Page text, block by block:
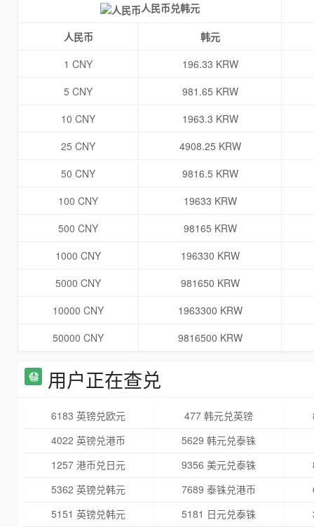
人民币兑韩元
人民币
韩元
1 CNY
196.33 KRW
5 CNY
981.65 KRW
10 CNY
1963.3 KRW
25 CNY
4908.25 KRW
50 CNY
9816.5 KRW
100 CNY
19633 KRW
500 CNY
98165 KRW
1000 CNY
196330 KRW
5000 CNY
981650 KRW
10000 CNY
1963300 KRW
50000 CNY
9816500 KRW
用户正在查兑
6183 英镑兑欧元 477 韩元兑英镑
4022 英镑兑港币
5629 韩元兑泰铢
1257 港币兑日元
9356 美元兑泰铢
5362 英镑兑韩元
7689 泰铢兑港币
5151 英镑兑韩元
5181 日元兑泰铢